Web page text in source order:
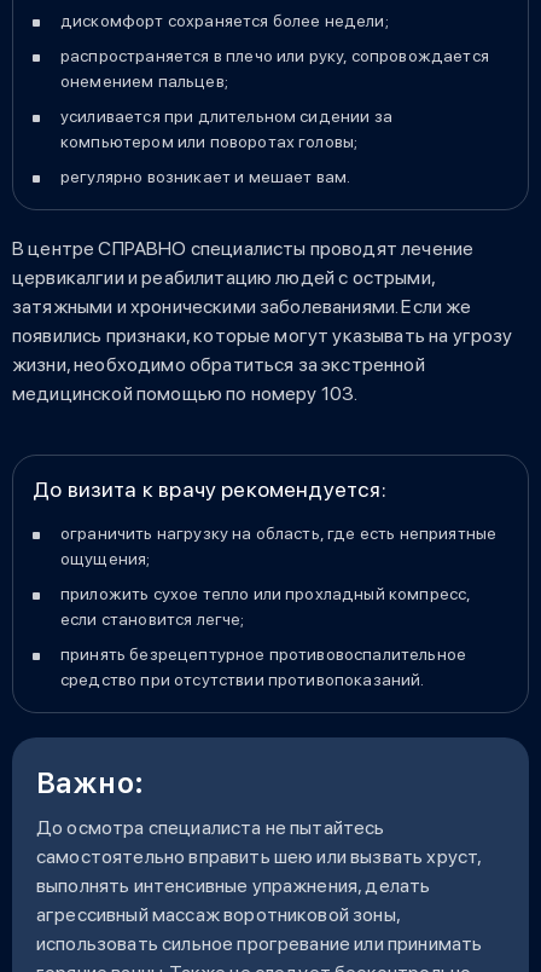
дискомфорт сохраняется более недели;
распространяется в плечо или руку, сопровождается
онемением пальцев;
усиливается при длительном сидении за
компьютером или поворотах головы;
регулярно возникает и мешает вам.
В центре СПРАВНО специалисты проводят лечение
цервикалгии и реабилитацию людей с острыми,
затяжными и хроническими заболеваниями. Если же
появились признаки, которые могут указывать на угрозу
жизни, необходимо обратиться за экстренной
медицинской помощью по номеру 103.
До визита к врачу рекомендуется:
ограничить нагрузку на область, где есть неприятные
ощущения;
приложить сухое тепло или прохладный компресс,
если становится легче;
принять безрецептурное противовоспалительное
средство при отсутствии противопоказаний.
Важно:
До осмотра специалиста не пытайтесь
самостоятельно вправить шею или вызвать хруст,
выполнять интенсивные упражнения, делать
агрессивный массаж воротниковой зоны,
использовать сильное прогревание или принимать